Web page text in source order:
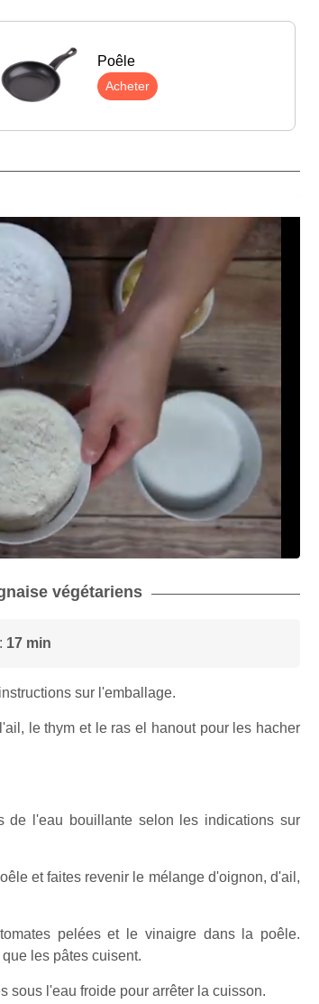
Poêle
Acheter
végétariens
17 min
sur l'emballage.
le thym et le ras el hanout pour les hacher
de l'eau bouillante selon les indications sur
et faites revenir le mélange d'oignon, d'ail,
pelées et le vinaigre dans la poêle.
les pâtes cuisent.
sous l'eau froide pour arrêter la cuisson.